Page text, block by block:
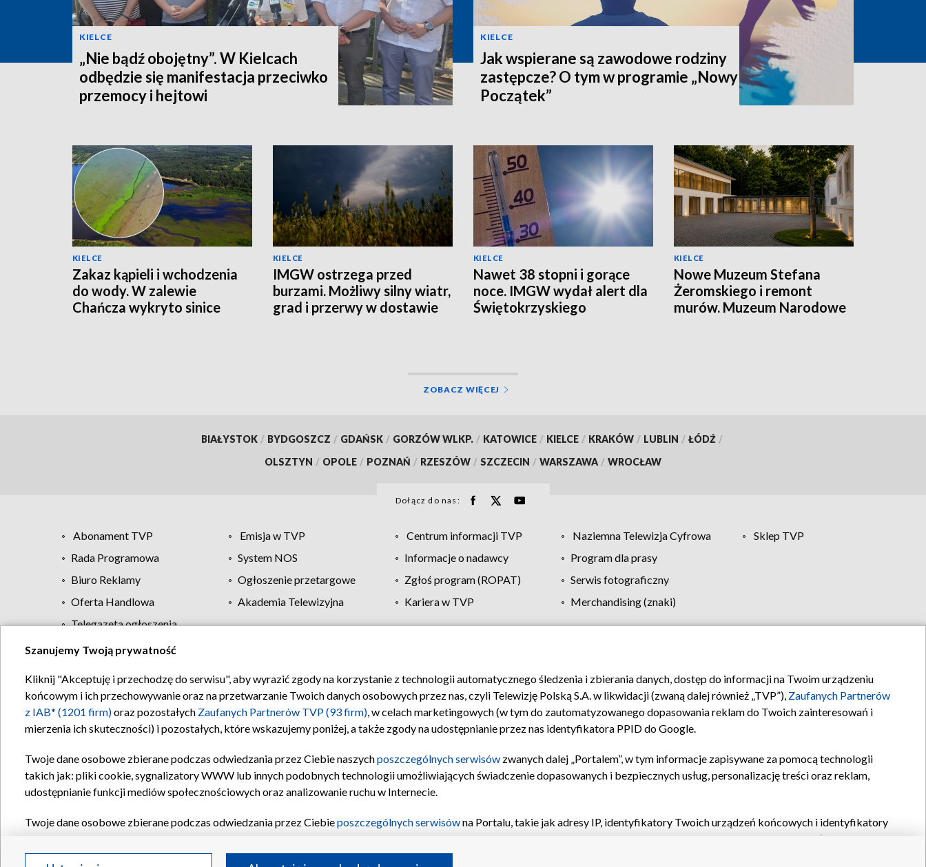
KIELCE
„Nie bądź obojętny”. W Kielcach
odbędzie się manifestacja przeciwko
przemocy i hejtowi
KIELCE
Jak wspierane są zawodowe rodziny
zastępcze? O tym w programie „Nowy
Początek”
KIELCE
Zakaz kąpieli i wchodzenia
do wody. W zalewie
Chańcza wykryto sinice
KIELCE
IMGW ostrzega przed
burzami. Możliwy silny wiatr,
grad i przerwy w dostawie
KIELCE
Nawet 38 stopni i gorące
noce. IMGW wydał alert dla
Świętokrzyskiego
KIELCE
Nowe Muzeum Stefana
Żeromskiego i remont
murów. Muzeum Narodowe
ZOBACZ WIĘCEJ
BIAŁYSTOK / BYDGOSZCZ / GDAŃSK / GORZÓW WLKP. / KATOWICE / KIELCE / KRAKÓW / LUBLIN / ŁÓDŹ /
OLSZTYN / OPOLE / POZNAŃ / RZESZÓW / SZCZECIN / WARSZAWA / WROCŁAW
Dołącz do nas:
Abonament TVP Emisja w TVP Centrum informacji TVP Naziemna Telewizja Cyfrowa
Sklep TVP
Rada Programowa
System NOS Informacje o nadawcy
Program dla prasy
Biuro Reklamy
Ogłoszenie przetargowe Zgłoś program (ROPAT)
Serwis fotograficzny
Oferta Handlowa
Akademia Telewizyjna Kariera w TVP
Merchandising (znaki)
Telegazeta ogłoszenia
Regulamin TVP Polityka prywatności Moje zgody Pomoc Biuro reklamy Kontakt
Szanujemy Twoją prywatność
Kliknij "Akceptuję i przechodzę do serwisu", aby wyrazić zgody na korzystanie z technologii automatycznego śledzenia i zbierania danych, dostęp do informacji na Twoim urządzeniu
końcowym i ich przechowywanie oraz na przetwarzanie Twoich danych osobowych przez nas, czyli Telewizję Polską S.A. w likwidacji (zwaną dalej również „TVP”), Zaufanych Partnerów
z IAB* (1201 firm)oraz pozostałych Zaufanych Partnerów TVP (93 firm), w celach marketingowych (w tym do zautomatyzowanego dopasowania reklam do Twoich zainteresowań i
mierzenia ich skuteczności) i pozostałych, które wskazujemy poniżej, a także zgody na udostępnianie przez nas identyfikatora PPID do Google.
Twoje dane osobowe zbierane podczas odwiedzania przez Ciebie naszychposzczególnych serwisów zwanych dalej „Portalem”, w tym informacje zapisywane za pomocą technologii
takich jak: pliki cookie, sygnalizatory WWW lub innych podobnych technologii umożliwiających świadczenie dopasowanych i bezpiecznych usług, personalizację treści oraz reklam,
udostępnianie funkcji mediów społecznościowych oraz analizowanie ruchu w Internecie.
Twoje dane osobowe zbierane podczas odwiedzania przez Ciebieposzczególnych serwisówna Portalu, takie jak adresy IP, identyfikatory Twoich urządzeń końcowych i identyfikatory
oraz pozostałych
Partnerów TVPdla realizacji następujących celów i funkcji: przechowywania informacji na urządzeniu lub dostęp do nich, wyboru podstawowych reklam, wyboru spersonalizowanych